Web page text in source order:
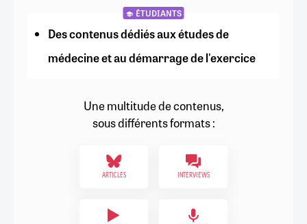
ÉTUDIANTS
Des contenus dédiés aux études de
médecine et au démarrage de l'exercice
Une multitude de contenus,
sous différents formats :
ARTICLES INTERVIEWS